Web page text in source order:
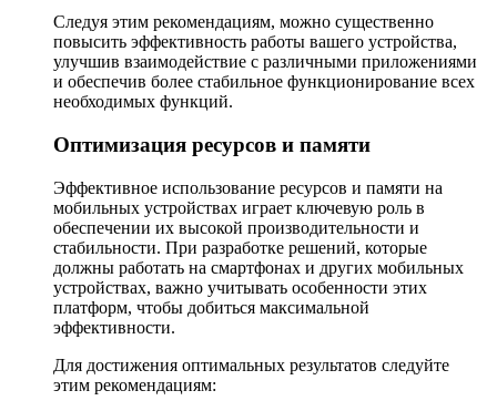
Следуя этим рекомендациям, можно существенно
повысить эффективность работы вашего устройства,
улучшив взаимодействие с различными приложениями
и обеспечив более стабильное функционирование всех
необходимых функций.
Оптимизация ресурсов и памяти
Эффективное использование ресурсов и памяти на
мобильных устройствах играет ключевую роль в
обеспечении их высокой производительности и
стабильности. При разработке решений, которые
должны работать на смартфонах и других мобильных
устройствах, важно учитывать особенности этих
платформ, чтобы добиться максимальной
эффективности.
Для достижения оптимальных результатов следуйте
этим рекомендациям: